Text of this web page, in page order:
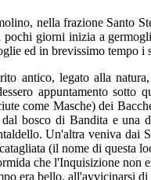
nella frazione Santo
pochi giorni inizia a
ed in brevissimo tempo
antico, legato alla
appuntamento sotto
come Masche) dei
bosco di Bandita e una
Un'altra veniva dai
(il nome di questa
che l'Inquisizione
era bello, all'avvicinarsi